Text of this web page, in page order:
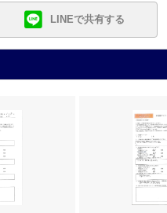
LINEで共有する